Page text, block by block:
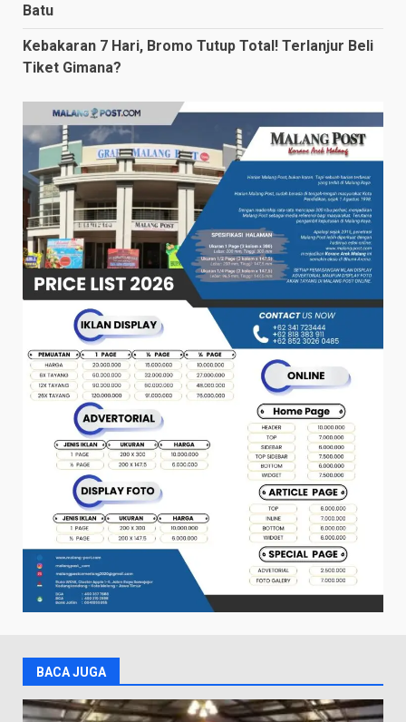
Batu
Kebakaran 7 Hari, Bromo Tutup Total! Terlanjur Beli
Tiket Gimana?
BACA JUGA